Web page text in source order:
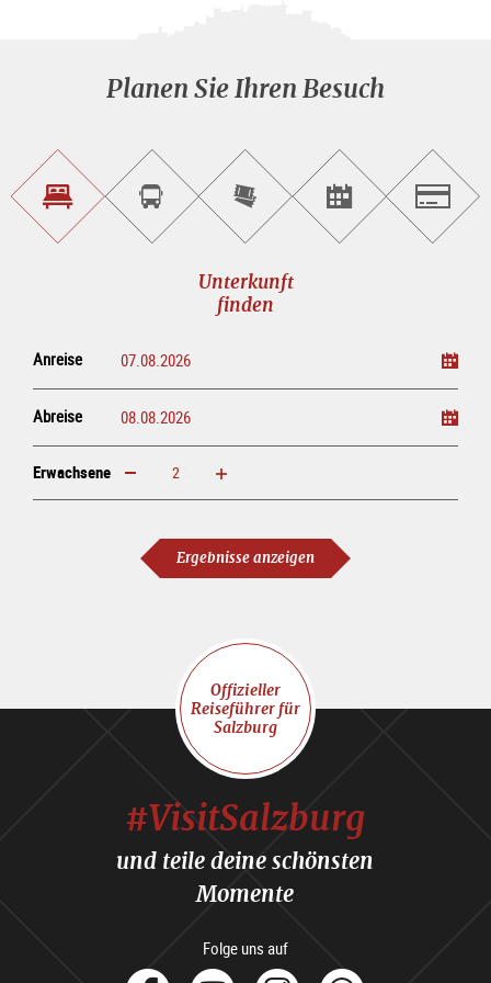
Planen Sie Ihren Besuch
Unterkunft<br>findenSightseeing<br>Tour
buchen
Tickets
online<br>kaufen
Events<br>finden
Unterkunft
finden
Anreise
Abreise
Erwachsene erhöhen verringern
Ergebnisse anzeigen
Offizieller
Reiseführer für
Salzburg
#VisitSalzburg
und teile deine schönsten
Momente
Folge uns auf